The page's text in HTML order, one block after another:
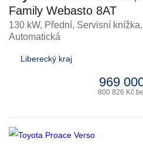
Family Webasto 8AT
130 kW, Přední, Servisní knížka,
Automatická
Liberecký kraj
969
800 826 Kč